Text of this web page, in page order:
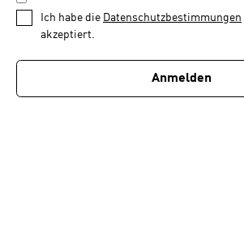
1
von
*
Ich habe die Datenschutzbestimmungen
akzeptiert.
Anmelden